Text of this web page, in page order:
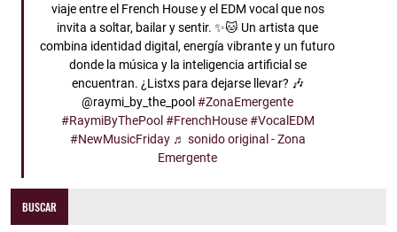
viaje entre el French House y el EDM vocal que nos
invita a soltar, bailar y sentir. ✨🐱 Un artista que
combina identidad digital, energía vibrante y un futuro
donde la música y la inteligencia artificial se
encuentran. ¿Listxs para dejarse llevar? 🎶
@raymi_by_the_pool#ZonaEmergente
#RaymiByThePool #FrenchHouse #VocalEDM
#NewMusicFriday ♬ sonido original - Zona
Emergente
BUSCAR